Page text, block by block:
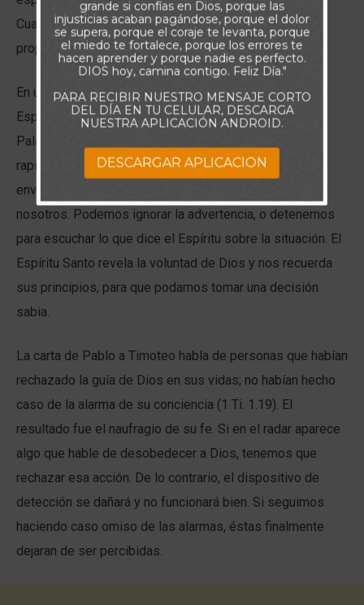
Cuando ignoramos la conciencia, lo hacemos a nuestra
propia cuenta y riesgo.
En un creyente, la conciencia es una herramienta del
Espíritu Santo. Él la programa con los principios de la
Palabra de Dios, y la agudiza para que responda con
rapidez. Aun así, el único propósito de nuestro radar es
enviar una señal; lo que suceda después dependerá de
nosotros. Podemos ignorar la advertencia, o detenernos
para escuchar lo que dice el Espíritu sobre la situación. El
Espíritu Santo revela la voluntad de Dios y nos recuerda
sus principios, para que podamos tomar una decisión
sabia.
La carta de Pablo a Timoteo habla de personas que habían
rechazado la guía de Dios en sus vidas; no habían hecho
caso de la alarma de su conciencia (1 Ti. 1.19). El
resultado fue el naufragio de su fe. Si en el radar aparece
algo que hable de desobedecer a Dios, tenemos que
rechazar esa acción. De lo contrario, el dispositivo de
detección se dañará y no funcionará bien. Si seguimos
haciendo caso omiso de las alarmas, éstas finalmente
dejaran de ser percibidas.
grande si confías en Dios, porque las
injusticias acaban pagándose, porque el dolor
se supera, porque el coraje te levanta, porque
el miedo te fortalece, porque los errores te
hacen aprender y porque nadie es perfecto.
DIOS hoy, camina contigo. Feliz Día."
PARA RECIBIR NUESTRO MENSAJE CORTO
DEL DÍA EN TU CELULAR, DESCARGA
NUESTRA APLICACIÓN ANDROID.
DESCARGAR APLICACION